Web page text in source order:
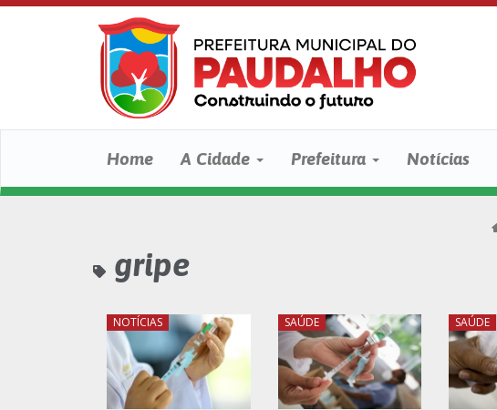
Home A Cidade Prefeitura Notícias
gripe
NOTÍCIAS SAÚDE SAÚDE